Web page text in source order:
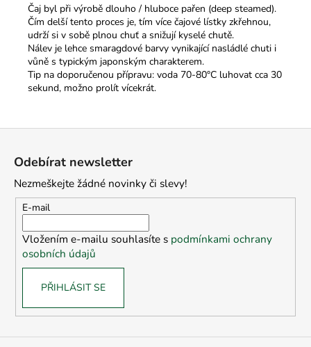
Čaj byl při výrobě dlouho / hluboce pařen (deep steamed).
Čím delší tento proces je, tím více čajové lístky zkřehnou,
udrží si v sobě plnou chuť a snižují kyselé chutě.
Nálev je lehce smaragdové barvy vynikající nasládlé chuti i
vůně s typickým japonským charakterem.
Tip na doporučenou přípravu: voda 70-80°C luhovat cca 30
sekund, možno prolít vícekrát.
Odebírat newsletter
Nezmeškejte žádné novinky či slevy!
E-mail
Vložením e-mailu souhlasíte s podmínkami ochrany
osobních údajů
PŘIHLÁSIT SE